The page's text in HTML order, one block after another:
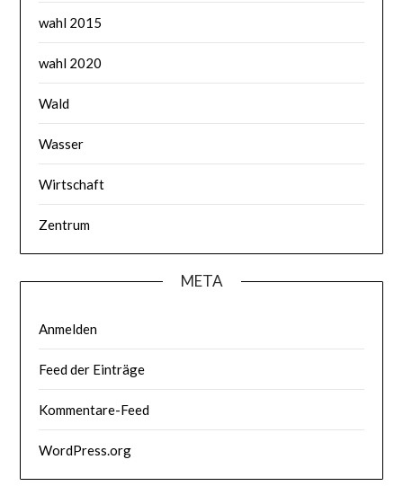
wahl 2015
wahl 2020
Wald
Wasser
Wirtschaft
Zentrum
META
Anmelden
Feed der Einträge
Kommentare-Feed
WordPress.org